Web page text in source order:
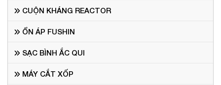
CUỘN KHÁNG REACTOR
ỔN ÁP FUSHIN
SẠC BÌNH ẮC QUI
MÁY CẮT XỐP